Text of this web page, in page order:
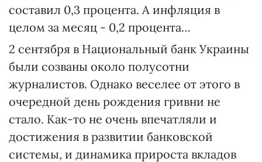
составил 0,3 процента. А инфляция в
целом за месяц - 0,2 процента…
2 сентября в Национальный банк Украины
были созваны около полусотни
журналистов. Однако веселее от этого в
очередной день рождения гривни не
стало. Как-то не очень впечатляли и
достижения в развитии банковской
системы, и динамика прироста вкладов